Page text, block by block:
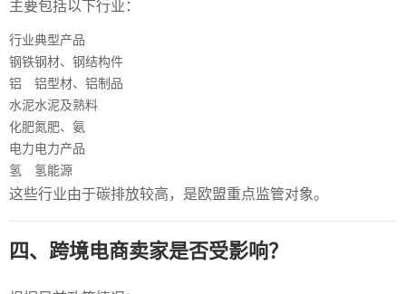
主要包括以下行业：
行业典型产品
钢铁钢材、钢结构件
铝
铝型材、铝制品
水泥水泥及熟料
化肥氮肥、氨
电力电力产品
氢
氢能源
这些行业由于碳排放较高，是欧盟重点监管对象。
四、跨境电商卖家是否受影响？